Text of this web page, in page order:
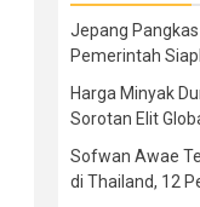
Jepang
Pemerintah
Harga Minyak
Sorotan Elit
Sofwan Awae
di Thailand, 12